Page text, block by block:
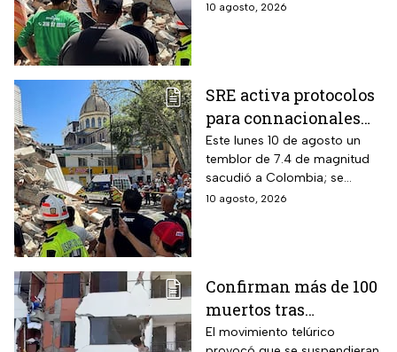
VIDEO
el sismo pudo haber
10 agosto, 2026
SRE activa protocolos
para connacionales
tras terremoto en
Colombia; no hay
mexicanos afectados
Este lunes 10 de agosto un
temblor de 7.4 de magnitud
sacudió a Colombia; se
reportan 73 muertos.
10 agosto, 2026
Confirman más de 100
muertos tras
terremoto de 7.4 de
El movimiento telúrico